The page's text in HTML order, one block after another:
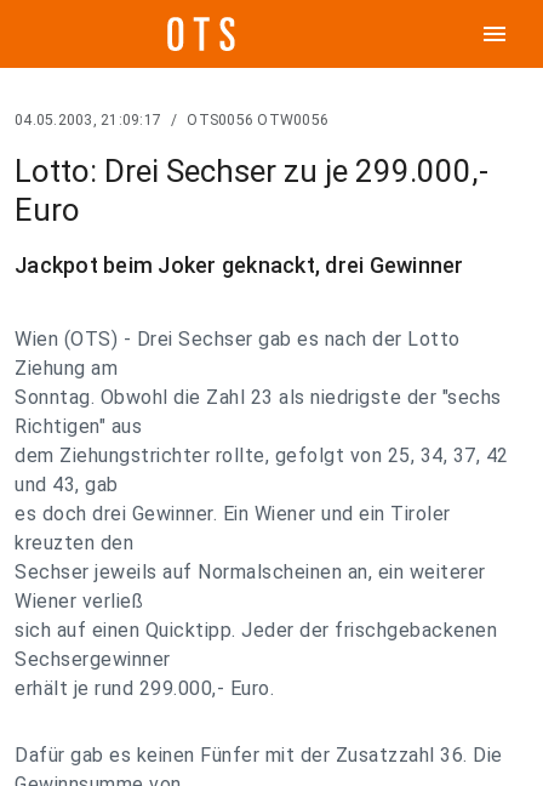
menu
04.05.2003, 21:09:17 / OTS0056 OTW0056
Lotto: Drei Sechser zu je 299.000,-
Euro
Jackpot beim Joker geknackt, drei Gewinner
Wien (OTS) - Drei Sechser gab es nach der Lotto
Ziehung am
Sonntag. Obwohl die Zahl 23 als niedrigste der "sechs
Richtigen" aus
dem Ziehungstrichter rollte, gefolgt von 25, 34, 37, 42
und 43, gab
es doch drei Gewinner. Ein Wiener und ein Tiroler
kreuzten den
Sechser jeweils auf Normalscheinen an, ein weiterer
Wiener verließ
sich auf einen Quicktipp. Jeder der frischgebackenen
Sechsergewinner
erhält je rund 299.000,- Euro.
Dafür gab es keinen Fünfer mit der Zusatzzahl 36. Die